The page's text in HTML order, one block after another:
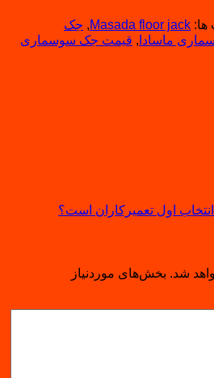
Masada floor jack
, جک
ماسادا , قیمت جک سوسماری
اول تعمیرکاران است؟
شد. بخش‌های موردنیاز